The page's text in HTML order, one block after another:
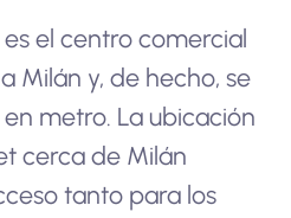
el centro comercial
Milán y, de hecho, se
metro. La ubicación
cerca de Milán
tanto para los